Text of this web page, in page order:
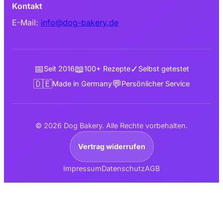
Kontakt
E-Mail: info@dog-bakery.de
📅Seit 2016📖100+ Rezepte✓ Selbst getestet
🇩🇪Made in Germany💬Persönlicher Service
© 2026 Dog Bakery. Alle Rechte vorbehalten.
Vertrag widerrufen
ImpressumDatenschutzAGB